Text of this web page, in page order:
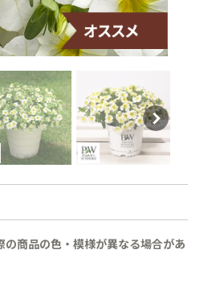
商品の色・模様が異なる場合があ